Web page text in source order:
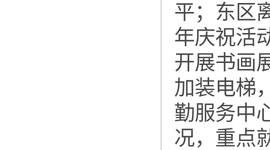
平；东区
年庆祝活
开展书画
加装电梯
勤服务中
况，重点